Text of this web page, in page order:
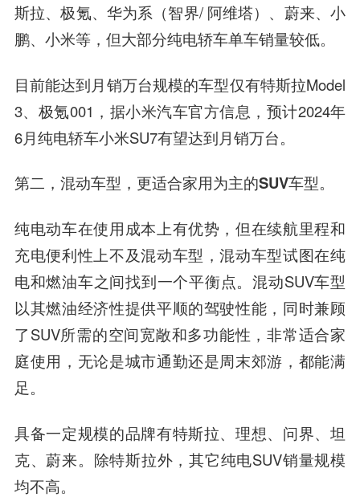
斯拉、极氪、华为系（智界/ 阿维塔）、蔚来、小
鹏、小米等，但大部分纯电轿车单车销量较低。
目前能达到月销万台规模的车型仅有特斯拉Model
3、极氪001，据小米汽车官方信息，预计2024年
6月纯电轿车小米SU7有望达到月销万台。
第二，混动车型，更适合家用为主的SUV车型。
纯电动车在使用成本上有优势，但在续航里程和
充电便利性上不及混动车型，混动车型试图在纯
电和燃油车之间找到一个平衡点。混动SUV车型
以其燃油经济性提供平顺的驾驶性能，同时兼顾
了SUV所需的空间宽敞和多功能性，非常适合家
庭使用，无论是城市通勤还是周末郊游，都能满
足。
具备一定规模的品牌有特斯拉、理想、问界、坦
克、蔚来。除特斯拉外，其它纯电SUV销量规模
均不高。